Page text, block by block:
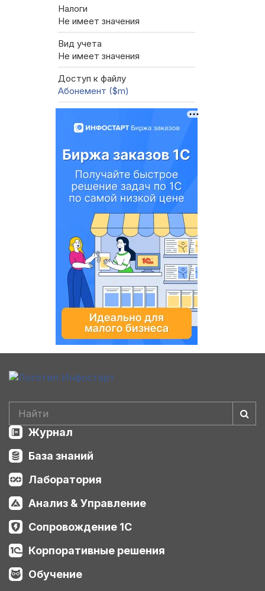
Налоги
Не имеет значения
Вид учета
Не имеет значения
Доступ к файлу
Абонемент ($m)
Журнал
База знаний
Лаборатория
Анализ & Управление
Сопровождение 1С
Корпоративные решения
Обучение